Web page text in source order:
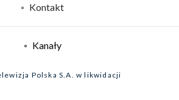
Kontakt
Kanały
Polska S.A. w likwidacji